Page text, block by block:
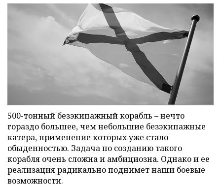
500-тонный безэкипажный корабль – нечто
гораздо большее, чем небольшие безэкипажные
катера, применение которых уже стало
обыденностью. Задача по созданию такого
корабля очень сложна и амбициозна. Однако и ее
реализация радикально поднимет наши боевые
возможности.